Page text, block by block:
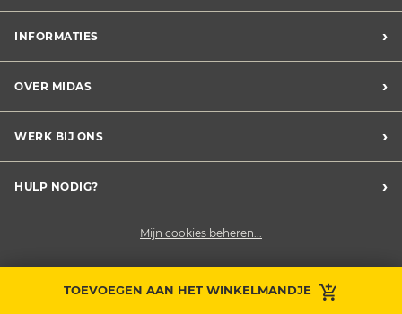
TOEVOEGEN AAN HET WINKELMANDJE
INFORMATIES ›
Verkoopsvoorwaarden
Privacy charter
Cookieverklaring
OVER MIDAS ›
De Midas-groep
Duurzame ontwikkeling
WERK BIJ ONS ›
Word franchisenemer
HULP NODIG? ›
Mijn cookies beheren...
Afspraak maken Contacteer ons